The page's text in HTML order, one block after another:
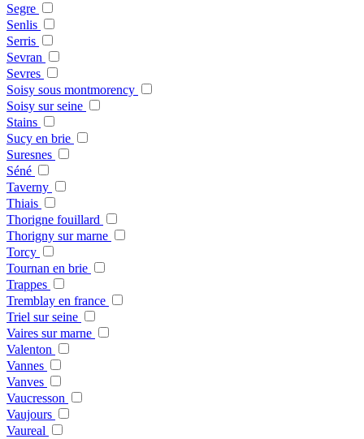
Segre
Senlis
Serris
Sevran
Sevres
Soisy sous montmorency
Soisy sur seine
Stains
Sucy en brie
Suresnes
Séné
Taverny
Thiais
Thorigne fouillard
Thorigny sur marne
Torcy
Tournan en brie
Trappes
Tremblay en france
Triel sur seine
Vaires sur marne
Valenton
Vannes
Vanves
Vaucresson
Vaujours
Vaureal